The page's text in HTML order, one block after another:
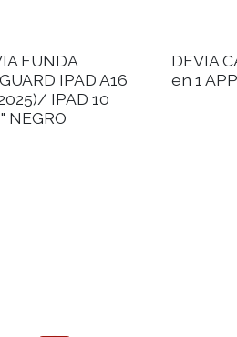
FUNDA
IPAD A16
IPAD 10
NEGRO
DEVIA
en 1